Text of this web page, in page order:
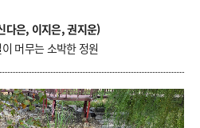
다은, 이지은, 권지운)
머무는 소박한 정원